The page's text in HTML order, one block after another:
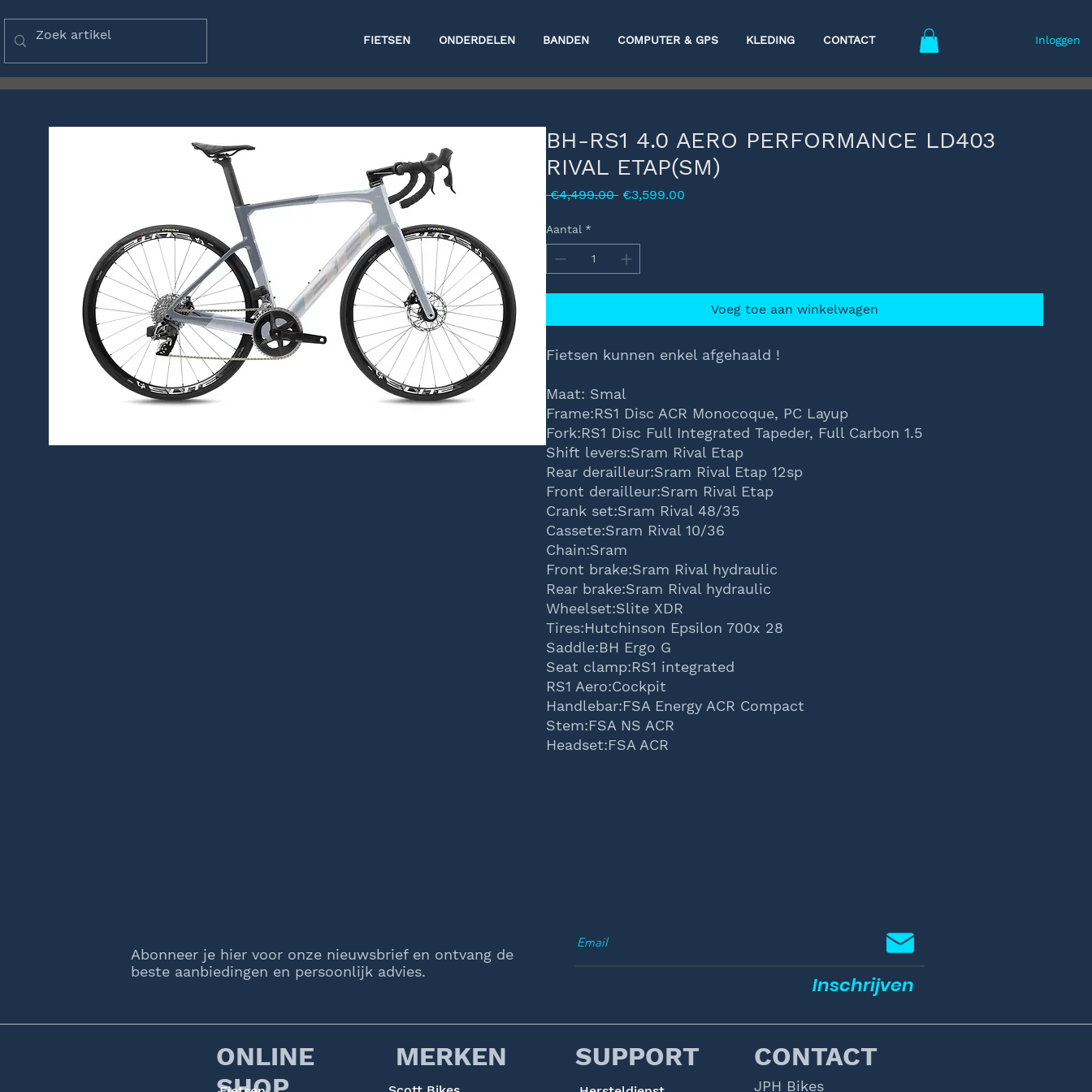
BANDEN
FIETSEN COMPUTER & GPS
ONDERDELEN KLEDING CONTACT Inloggen
BH-RS1 4.0 AERO PERFORMANCE LD403
RIVAL ETAP(SM)
€4,499.00 Normale
€3,599.00
Aantal *
Voeg toe aan winkelwagen
Fietsen kunnen enkel afgehaald !
Maat: Smal
Frame:RS1 Disc ACR Monocoque, PC Layup
Fork:RS1 Disc Full Integrated Tapeder, Full Carbon 1.5
Shift levers:Sram Rival Etap
Rear derailleur:Sram Rival Etap 12sp
Front derailleur:Sram Rival Etap
Crank set:Sram Rival 48/35
Cassete:Sram Rival 10/36
Chain:Sram
Front brake:Sram Rival hydraulic
Rear brake:Sram Rival hydraulic
Wheelset:Slite XDR
Tires:Hutchinson Epsilon 700x 28
Saddle:BH Ergo G
Seat clamp:RS1 integrated
RS1 Aero:Cockpit
Handlebar:FSA Energy ACR Compact
Stem:FSA NS ACR
Headset:FSA ACR
Abonneer je hier voor onze nieuwsbrief en ontvang de
beste aanbiedingen en persoonlijk advies.
ONLINE
MERKEN SUPPORT CONTACT
JPH Bikes
Inschrijven